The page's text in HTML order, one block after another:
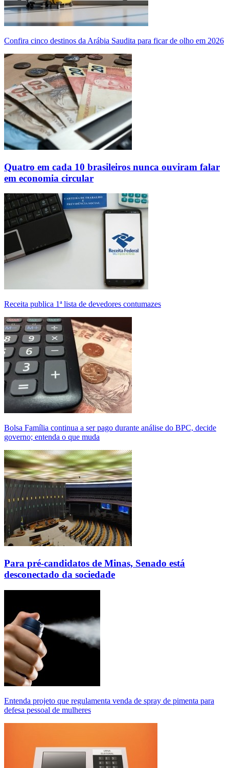
Confira cinco destinos da Arábia Saudita para ficar de olho em 2026
Quatro em cada 10 brasileiros nunca ouviram falar
em economia circular
Receita publica 1ª lista de devedores contumazes
Bolsa Família continua a ser pago durante análise do BPC, decide
governo; entenda o que muda
Para pré-candidatos de Minas, Senado está
desconectado da sociedade
Entenda projeto que regulamenta venda de spray de pimenta para
defesa pessoal de mulheres